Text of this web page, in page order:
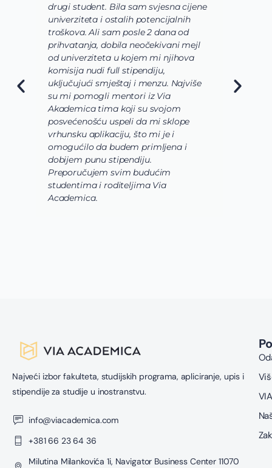
drugi student. Bila sam svjesna cijene
univerziteta i ostalih potencijalnih
troškova. Ali sam posle 2 dana od
prihvatanja, dobila neočekivani mejl
od univerziteta u kojem mi njihova
komisija nudi full stipendiju,
uključujući smještaj i menzu. Najviše
su mi pomogli mentori iz Via
Akademica tima koji su svojom
posvećenošću uspeli da mi sklope
vrhunsku aplikaciju, što mi je i
omogućilo da budem primljena i
dobijem punu stipendiju.
Preporučujem svim budućim
studentima i roditeljima Via
Academica.
Najveći izbor fakulteta, studijskih programa, apliciranje, upis i
stipendije za studije u inostranstvu.
info@viacademica.com
+381 66 23 64 36
Milutina Milankovića 1i, Navigator Business Center 11070